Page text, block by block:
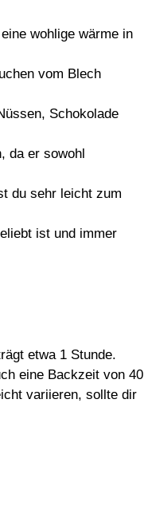
wohlige wärme in
vom Blech
Schokolade
da er sowohl
du sehr leicht zum
ist und immer
etwa 1 Stunde.
eine Backzeit von 40
variieren, sollte dir